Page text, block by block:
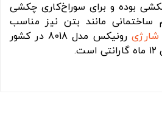
چکشی بوده و برای سوراخ‌کاری چکشی
مانند بتن نیز مناسب
رونیکس مدل 8018 در کشور